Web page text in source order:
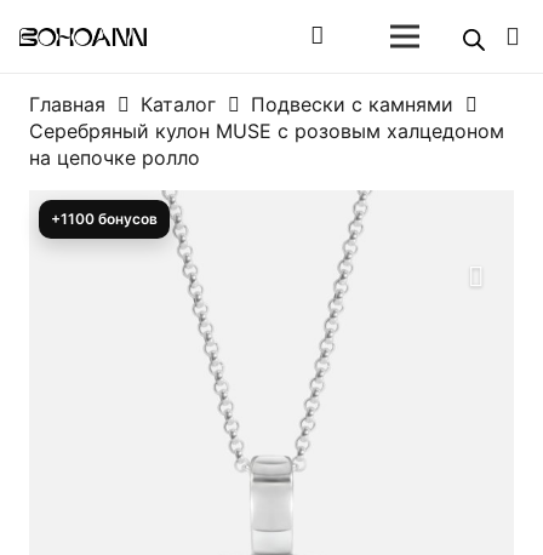
Главная Каталог
Подвески с камнями
Серебряный кулон MUSE с розовым халцедоном
на цепочке ролло
+1100 бонусов